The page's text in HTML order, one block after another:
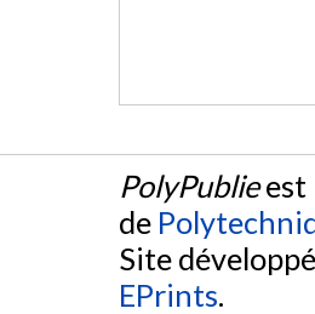
PolyPublieest
de
Site
EPrints.